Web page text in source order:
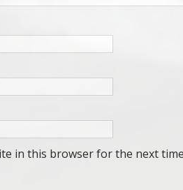
in this browser for the next